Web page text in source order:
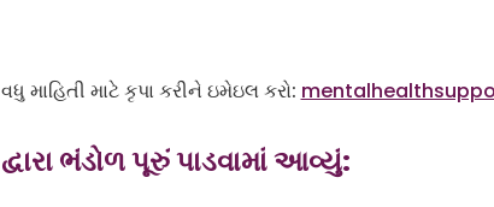
વધુ માહિતી માટે કૃપા કરીને ઇમેઇલ કરો:
દ્વારા ભંડોળ પૂરું પાડવામાં આવ્યું: